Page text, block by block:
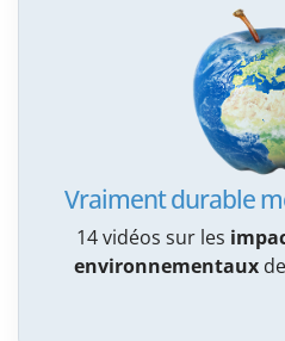
Vraiment durable
14 vidéos sur les
environnementaux